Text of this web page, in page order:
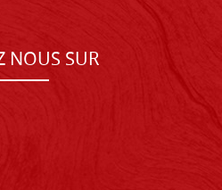
NOUS SUR